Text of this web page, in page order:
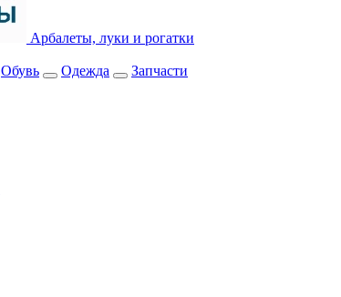
Арбалеты, луки и рогатки
Обувь Одежда Запчасти